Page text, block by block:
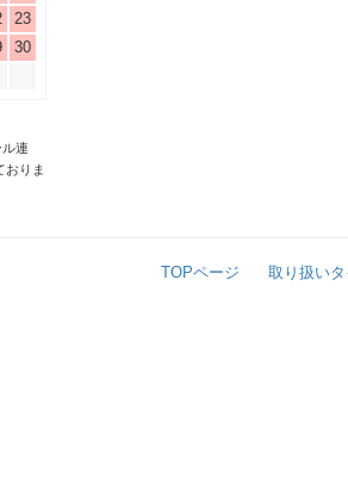
23
30
連
おりま
TOPページ 取り扱い